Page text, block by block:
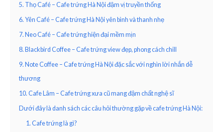
5. Thọ Café – Cafe trứng Hà Nội đậm vị truyền thống
6. Yên Café – Cafe trứng Hà Nội yên bình và thanh nhẹ
7. Neo Café – Cafe trứng hiện đại mềm mịn
8. Blackbird Coffee – Cafe trứng view đẹp, phong cách chill
9. Note Coffee – Cafe trứng Hà Nội đặc sắc với nghìn lời nhắn dễ
thương
10. Cafe Lâm – Cafe trứng xưa cũ mang đậm chất nghệ sĩ
Dưới đây là danh sách các câu hỏi thường gặp về cafe trứng Hà Nội:
1. Cafe trứng là gì?